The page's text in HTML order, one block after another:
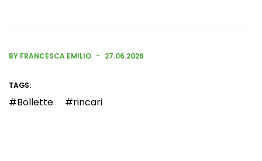
BY FRANCESCA EMILIO 27.06.2026
TAGS:
Bollette rincari